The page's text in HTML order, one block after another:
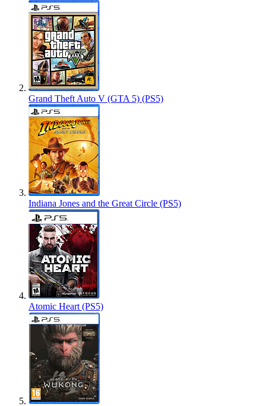
Grand Theft Auto V (GTA 5) (PS5)
Indiana Jones and the Great Circle (PS5)
Atomic Heart (PS5)